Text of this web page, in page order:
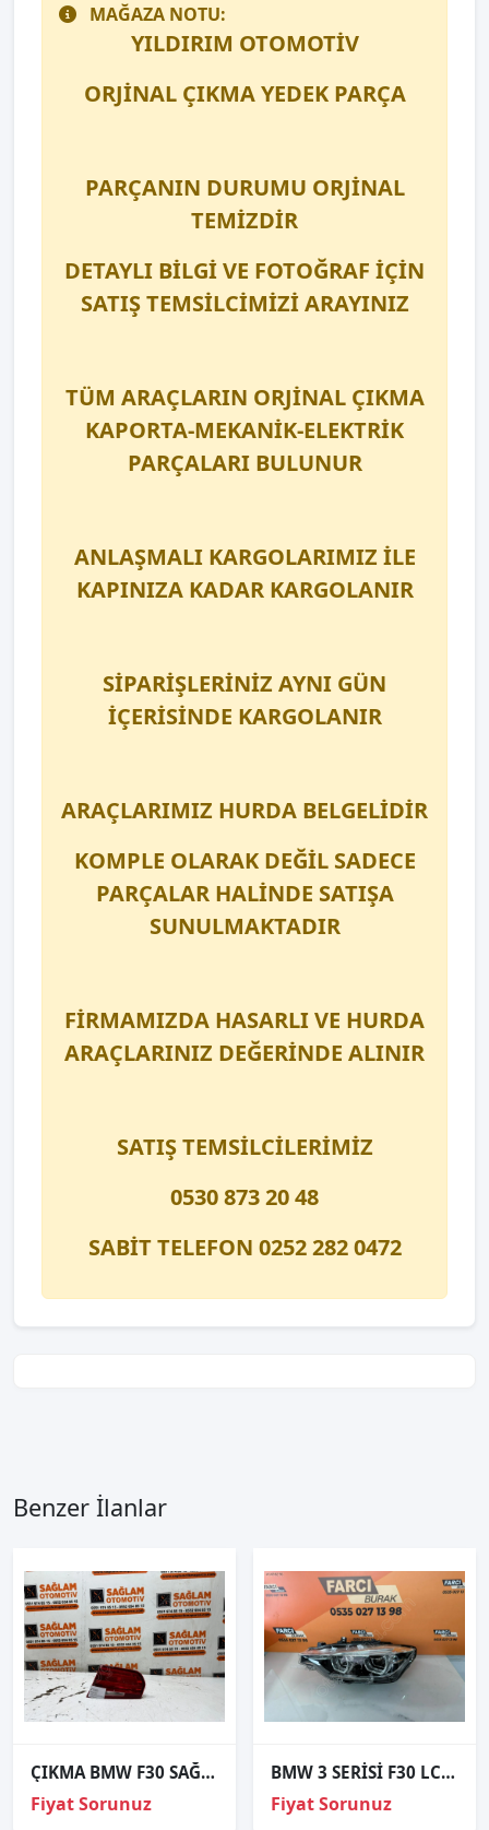
MAĞAZA NOTU:
YILDIRIM OTOMOTİV
ORJİNAL ÇIKMA YEDEK PARÇA
PARÇANIN DURUMU ORJİNAL
TEMİZDİR
DETAYLI BİLGİ VE FOTOĞRAF İÇİN
SATIŞ TEMSİLCİMİZİ ARAYINIZ
TÜM ARAÇLARIN ORJİNAL ÇIKMA
KAPORTA-MEKANİK-ELEKTRİK
PARÇALARI BULUNUR
ANLAŞMALI KARGOLARIMIZ İLE
KAPINIZA KADAR KARGOLANIR
SİPARİŞLERİNİZ AYNI GÜN
İÇERİSİNDE KARGOLANIR
ARAÇLARIMIZ HURDA BELGELİDİR
KOMPLE OLARAK DEĞİL SADECE
PARÇALAR HALİNDE SATIŞA
SUNULMAKTADIR
FİRMAMIZDA HASARLI VE HURDA
ARAÇLARINIZ DEĞERİNDE ALINIR
SATIŞ TEMSİLCİLERİMİZ
0530 873 20 48
SABİT TELEFON 0252 282 0472
Benzer İlanlar
ÇIKMA BMW F30 SAĞ BAGAJ İÇİ STOP 725991610
Fiyat Sorunuz
BMW 3 SERİSİ F30 LCİ SOL FAR SIFIR ORJİNAL
Fiyat Sorunuz